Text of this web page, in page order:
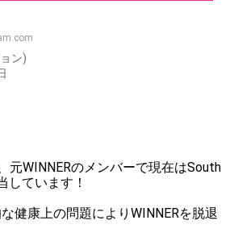
ン)
元WINNERのメンバーで現在はSouth
しています！
健康上の問題によりWINNERを脱退